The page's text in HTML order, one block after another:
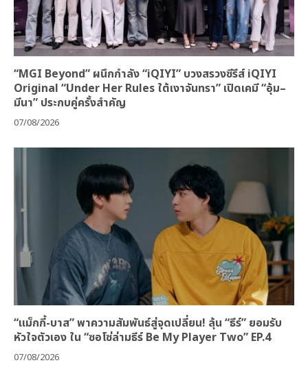
“MGI Beyond” ผนึกกำลัง “iQIYI” บวงสรวงซีรีส์ iQIYI
Original “Under Her Rules ใต้เงาจันทรา” เปิดเคมี “อุ้ม–
มีนา” ประกบคู่ครั้งสำคัญ
07/08/2026
“แม็กกี้-บาส” พาความสัมพันธ์สู่จุดเปลี่ยน! ลุ้น “ธีร์” ยอมรับ
หัวใจตัวเอง ใน “ซอโซ่ล่ามธีร์ Be My Player Two” EP.4
07/08/2026